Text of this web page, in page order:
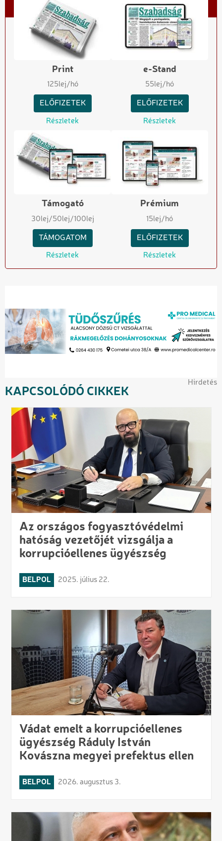
Print
125lej/hó
ELŐFIZETEK
Részletek
e-Stand
55lej/hó
ELŐFIZETEK
Részletek
Támogató
30lej/50lej/100lej
TÁMOGATOM
Részletek
Prémium
15lej/hó
ELŐFIZETEK
Részletek
Hirdetés
KAPCSOLÓDÓ CIKKEK
Az országos fogyasztóvédelmi
hatóság vezetőjét vizsgálja a
korrupcióellenes ügyészség
BELPOL 2025. július 22.
Vádat emelt a korrupcióellenes
ügyészség Ráduly István
Kovászna megyei prefektus ellen
BELPOL 2026. augusztus 3.